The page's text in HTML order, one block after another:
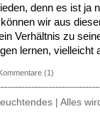
denn es ist ja
wir aus
Verhältnis zu
lernen, vielleicht
(1)
| Alles